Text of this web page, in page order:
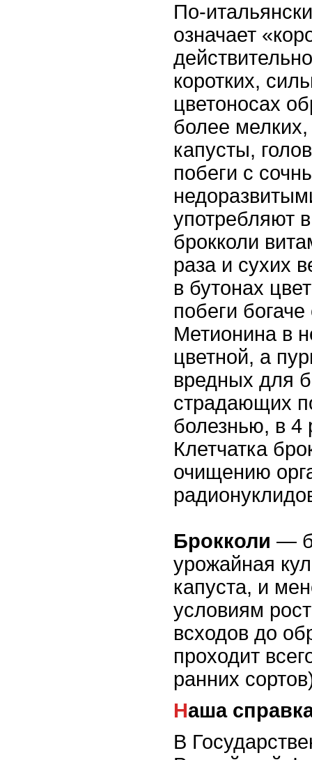
По-
означает
коротких,
цветоносах
более
капусты,
побеги с
употребляют
брокколи
раза и сухих
в бутонах
побеги
Метионина в
цветной, а
вредных для
страдающих
болезнью, в 4
Клетчатка
очищению
Брокколи —
урожайная
капуста, и
условиям
всходов до
проходит
ранних
Наша
В